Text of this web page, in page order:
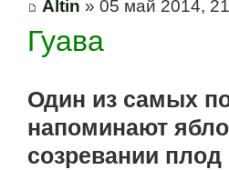
Altin » 05 май 2014,
Гуава
Один из самых
напоминают
созревании